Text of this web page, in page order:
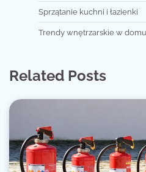
Sprzątanie kuchni i łazienki
Trendy wnętrzarskie w domu
Related Posts